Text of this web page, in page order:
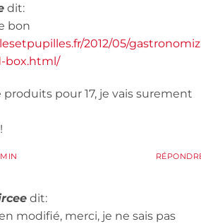
dit:
bon
2012/05/
box.html/
pour 17, je vais surement
dit:
modifié, merci, je ne sais pas